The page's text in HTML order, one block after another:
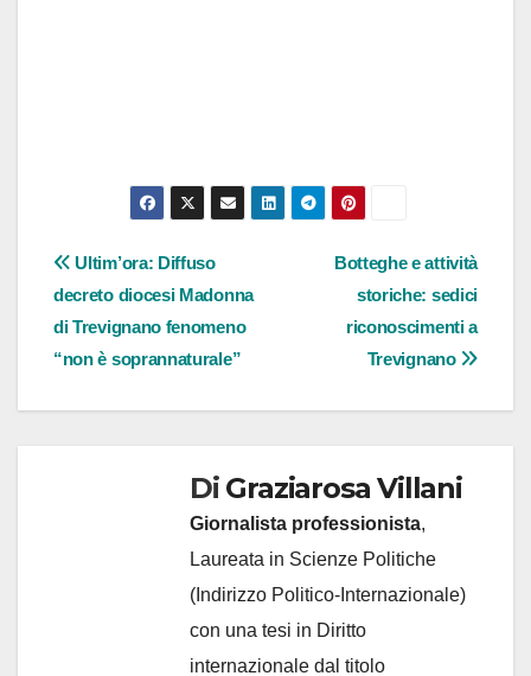
Navigazione
articoli
Botteghe e attività
storiche: sedici
riconoscimenti a
Trevignano
Ultim’ora: Diffuso
decreto diocesi Madonna
di Trevignano fenomeno
“non è soprannaturale”
Di Graziarosa Villani
Giornalista professionista,
Laureata in Scienze Politiche
(Indirizzo Politico-Internazionale)
con una tesi in Diritto
internazionale dal titolo